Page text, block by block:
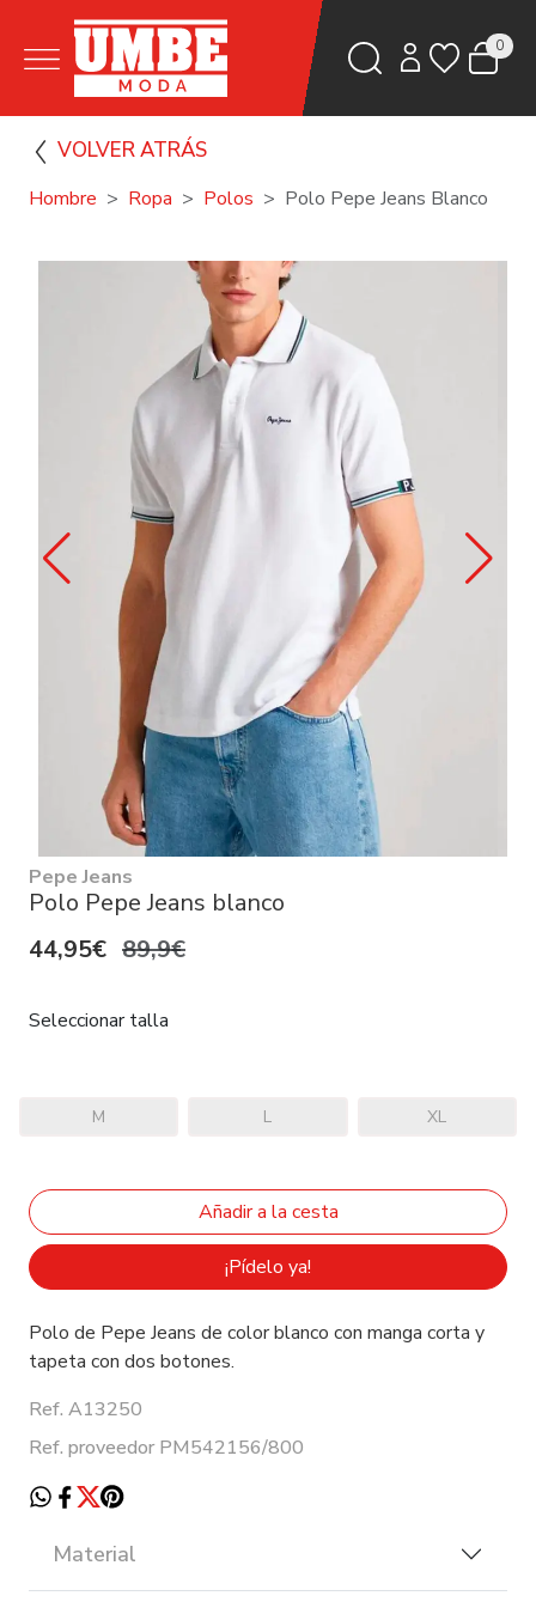
0
VOLVER ATRÁS
Hombre Ropa Polos Polo Pepe Jeans Blanco
Pepe Jeans
Polo Pepe Jeans blanco
44,95€ 89,9€
Seleccionar talla
M L XL
¡Pídelo ya!
Polo de Pepe Jeans de color blanco con manga corta y
tapeta con dos botones.
Ref. A13250
Ref. proveedor PM542156/800
Material